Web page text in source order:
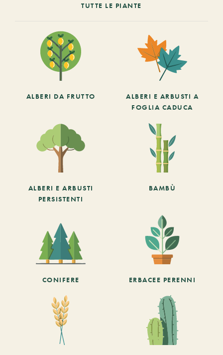
TUTTE LE PIANTE
ALBERI DA FRUTTO
ALBERI E ARBUSTI A
FOGLIA CADUCA
ALBERI E ARBUSTI
PERSISTENTI
BAMBÙ
CONIFERE ERBACEE PERENNI